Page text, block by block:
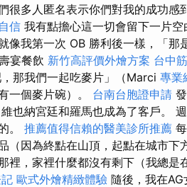
很多人匿名表示你們對我的成功感
信 我有點擔心這一切會留下一片
像我第一次 OB 勝利後一樣，「
宴餐飲 新竹高評價外燴方案 台中
，那我們一起吃麥片」（Marci 專業
一個麥片碗）。 台南台胞證申請
也納宮廷和羅馬也成為了客戶。
。 推薦值得信賴的醫美診所推薦
（因為終點在山頂，起點在城市下
裡，家裡什麼都沒有剩下（我總
歐式外燴精緻體驗 隨後，我在